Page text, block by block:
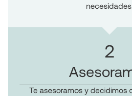
2
Te asesoramos y decidimos